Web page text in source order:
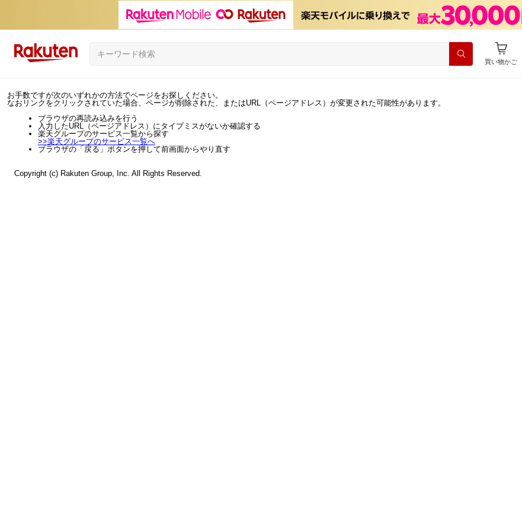
買い物かご
お手数ですが次のいずれかの方法でページをお探しください。
なおリンクをクリックされていた場合、ページが削除された、またはURL（ページアドレス）が変更された可能性があります。
ブラウザの再読み込みを行う
入力したURL（ページアドレス）にタイプミスがないか確認する
楽天グループのサービス一覧から探す
>>楽天グループのサービス一覧へ
ブラウザの「戻る」ボタンを押して前画面からやり直す
Copyright (c) Rakuten Group, Inc. All Rights Reserved.